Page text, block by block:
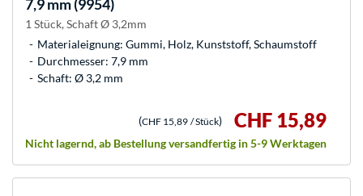
7,9 mm (9954)
1 Stück, Schaft Ø 3,2mm
Materialeignung: Gummi, Holz, Kunststoff, Schaumstoff
Durchmesser: 7,9 mm
Schaft: Ø 3,2 mm
(CHF 15,89 / Stück) CHF 15,89
Nicht lagernd, ab Bestellung versandfertig in 5-9 Werktagen